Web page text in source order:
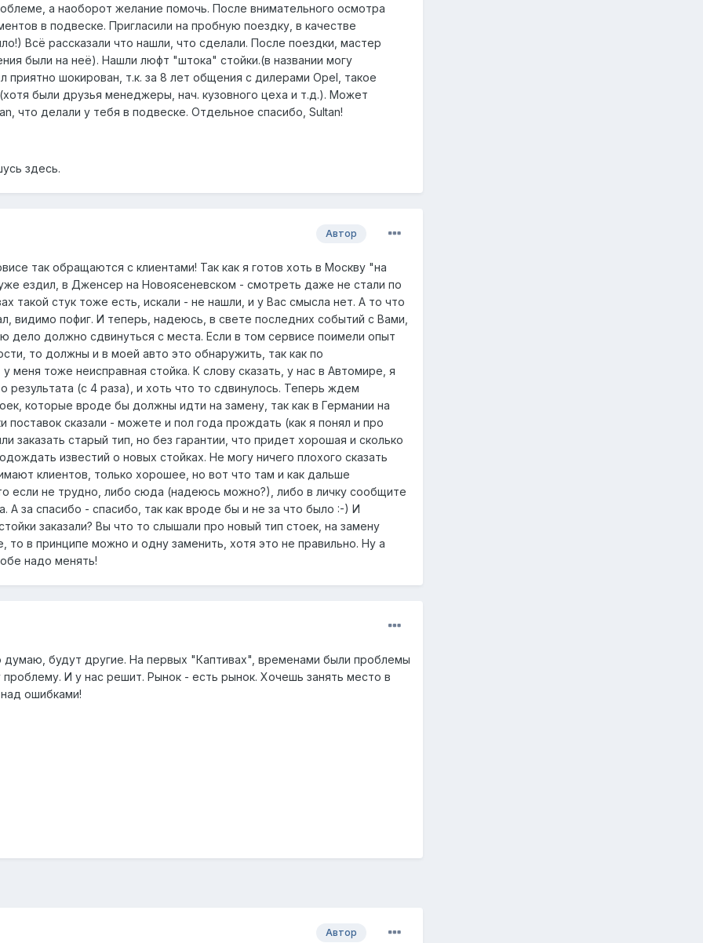
а наоборот желание помочь. После внимательного осмотра
в подвеске. Пригласили на пробную поездку, в качестве
Всё рассказали что нашли, что сделали. После поездки, мастер
были на неё). Нашли люфт "штока" стойки.(в названии могу
приятно шокирован, т.к. за 8 лет общения с дилерами Opel, такое
были друзья менеджеры, нач. кузовного цеха и т.д.). Может
что делали у тебя в подвеске. Отдельное спасибо, Sultan!
здесь.
Автор
так обращаются с клиентами! Так как я готов хоть в Москву "на
ездил, в Дженсер на Новоясеневском - смотреть даже не стали по
такой стук тоже есть, искали - не нашли, и у Вас смысла нет. А то что
видимо пофиг. И теперь, надеюсь, в свете последних событий с Вами,
дело должно сдвинуться с места. Если в том сервисе поимели опыт
то должны и в моей авто это обнаружить, так как по
меня тоже неисправная стойка. К слову сказать, у нас в Автомире, я
результата (с 4 раза), и хоть что то сдвинулось. Теперь ждем
которые вроде бы должны идти на замену, так как в Германии на
поставок сказали - можете и пол года прождать (как я понял и про
заказать старый тип, но без гарантии, что придет хорошая и сколько
известий о новых стойках. Не могу ничего плохого сказать
клиентов, только хорошее, но вот что там и как дальше
если не трудно, либо сюда (надеюсь можно?), либо в личку сообщите
А за спасибо - спасибо, так как вроде бы и не за что было :-) И
заказали? Вы что то слышали про новый тип стоек, на замену
то в принципе можно и одну заменить, хотя это не правильно. Ну а
надо менять!
думаю, будут другие. На первых "Каптивах", временами были проблемы
проблему. И у нас решит. Рынок - есть рынок. Хочешь занять место в
ошибками!
Автор